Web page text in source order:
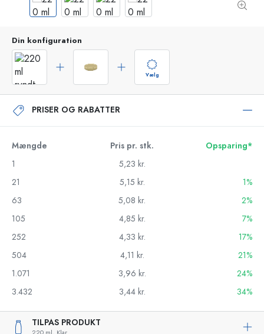
Din konfiguration
Vælg
PRISER OG RABATTER
Mængde Pris pr. stk.
Opsparing*
1
5,23 kr.
21
5,15 kr.
1%
63
5,08 kr.
2%
105
4,85 kr.
7%
252
4,33 kr.
17%
504
4,11 kr.
21%
1.071
3,96 kr.
24%
3.432
3,44 kr. 34%
TILPAS PRODUKT
220 ml, Klar